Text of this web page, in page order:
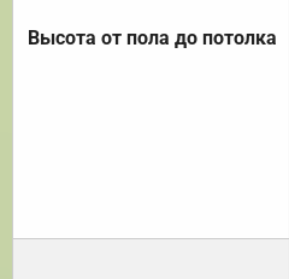
Высота от пола до потолка